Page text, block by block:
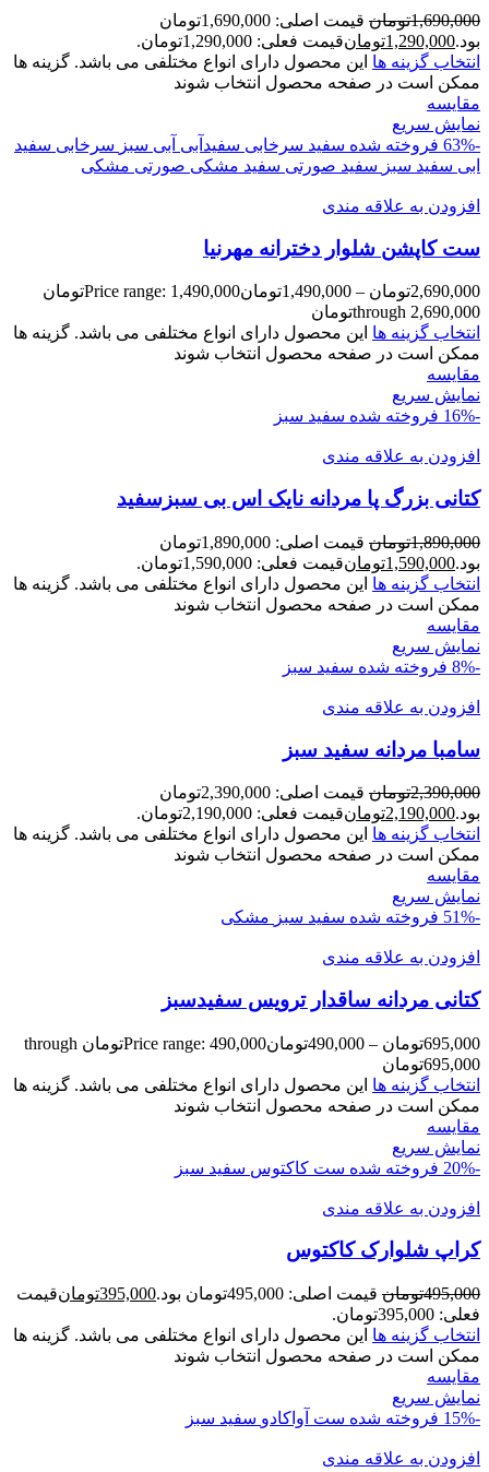
1,690,000تومان
قیمت اصلی: 1,690,000تومان
بود.1,290,000تومانقیمت فعلی: 1,290,000تومان.
انتخاب گزینه ها این محصول دارای انواع مختلفی می باشد. گزینه ها
ممکن است در صفحه محصول انتخاب شوند
مقايسه
نمایش سریع
-63%
فروخته شده سفید سرخابی سفیدآبی آبی سبز سرخابی سفید
ابی سفید سبز سفید صورتی سفید مشکی صورتی مشکی
افزودن به علاقه مندی
ست کاپشن شلوار دخترانه مهرنیا
2,690,000تومان –
1,490,000تومان
Price range: 1,490,000تومان
through 2,690,000تومان
انتخاب گزینه ها این محصول دارای انواع مختلفی می باشد. گزینه ها
ممکن است در صفحه محصول انتخاب شوند
مقايسه
نمایش سریع
-16%
فروخته شده سفید سبز
افزودن به علاقه مندی
کتانی بزرگ پا مردانه نایک اس بی سبزسفید
1,890,000تومان
قیمت اصلی: 1,890,000تومان
بود.1,590,000تومانقیمت فعلی: 1,590,000تومان.
انتخاب گزینه ها این محصول دارای انواع مختلفی می باشد. گزینه ها
ممکن است در صفحه محصول انتخاب شوند
مقايسه
نمایش سریع
-8%
فروخته شده سفید سبز
افزودن به علاقه مندی
سامبا مردانه سفید سبز
2,390,000تومان
قیمت اصلی: 2,390,000تومان
بود.2,190,000تومانقیمت فعلی: 2,190,000تومان.
انتخاب گزینه ها این محصول دارای انواع مختلفی می باشد. گزینه ها
ممکن است در صفحه محصول انتخاب شوند
مقايسه
نمایش سریع
-51%
فروخته شده سفید سبز مشکی
افزودن به علاقه مندی
کتانی مردانه ساقدار ترویس سفیدسبز
695,000تومان –
490,000تومان
Price range: 490,000تومان through
695,000تومان
انتخاب گزینه ها این محصول دارای انواع مختلفی می باشد. گزینه ها
ممکن است در صفحه محصول انتخاب شوند
مقايسه
نمایش سریع
-20%
فروخته شده ست کاکتوس سفید سبز
افزودن به علاقه مندی
کراپ شلوارک کاکتوس
495,000تومان قیمت اصلی: 495,000تومان بود. 395,000تومانقیمت
فعلی: 395,000تومان.
انتخاب گزینه ها این محصول دارای انواع مختلفی می باشد. گزینه ها
ممکن است در صفحه محصول انتخاب شوند
مقايسه
نمایش سریع
-15%
فروخته شده ست آواکادو سفید سبز
افزودن به علاقه مندی